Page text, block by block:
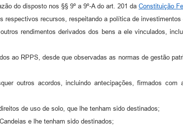
do disposto nos §§ 9º a 9º-A do art. 201 da Constituição
recursos, respeitando a política de
rendimentos derivados dos bens a ele vinculados,
ao RPPS, desde que observadas as normas de gestão
outros acordos, incluindo antecipações, firmados
de uso de solo, que lhe tenham sido destinados;
e lhe tenham sido destinados;